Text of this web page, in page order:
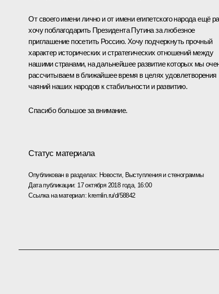
От своего имени лично и от имени египетского народа ещё
хочу поблагодарить Президента Путина за любезное
приглашение посетить Россию. Хочу подчеркнуть прочный
характер исторических и стратегических отношений между
нашими странами, на дальнейшее развитие которых мы
рассчитываем в ближайшее время в целях удовлетворения
чаяний наших народов к стабильности и развитию.
Спасибо большое за внимание.
Статус материала
Опубликован в разделах: Новости, Выступления и стенограммы
Дата публикации: 17 октября 2018 года, 16:00
Ссылка на материал:kremlin.ru/d/58842